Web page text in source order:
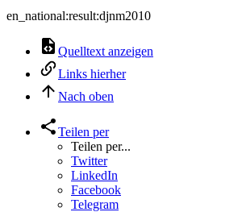
en_national:result:djnm2010
Quelltext anzeigen
Links hierher
Nach oben
Teilen per
Teilen per...
Twitter
LinkedIn
Facebook
Telegram